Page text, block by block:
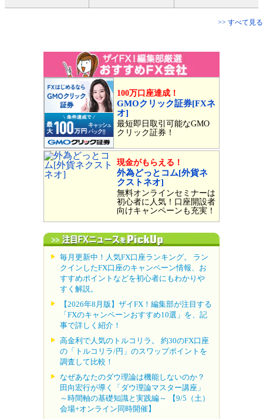
>> すべて見る
100万口座達成！
GMOクリック証券[FXネ
オ]
最短即日取引可能なGMO
クリック証券！
現金がもらえる！
外為どっとコム[外貨ネ
クストネオ]
無料オンラインセミナーは
初心者に人気！口座開設者
向けキャンペーンも充実！
毎月更新中！人気FX口座ランキング。 ラン
クインしたFX口座のキャンペーン情報、お
すすめポイントなどを初心者にもわかりや
すく解説。
【2026年8月版】ザイFX！編集部が注目する
「FXのキャンペーンおすすめ10選」を、記
事で詳しく紹介！
高金利で人気のトルコリラ。 約30のFX口座
の「トルコリラ/円」のスワップポイントを
調査して比較！
なぜあなたのダウ理論は機能しないのか？
田向宏行が導く「ダウ理論マスター講座」
～時間軸の基礎知識と実践編～ 【9/5（土）
会場+オンライン同時開催】